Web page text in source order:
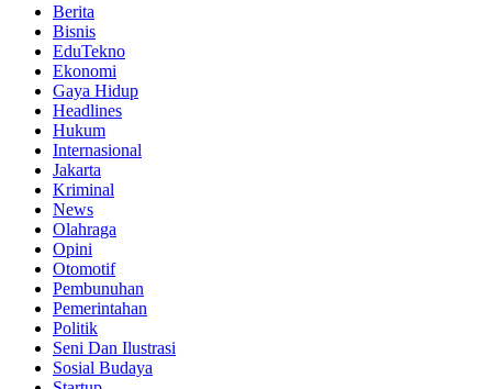
Berita
Bisnis
EduTekno
Ekonomi
Gaya Hidup
Headlines
Hukum
Internasional
Jakarta
Kriminal
News
Olahraga
Opini
Otomotif
Pembunuhan
Pemerintahan
Politik
Seni Dan Ilustrasi
Sosial Budaya